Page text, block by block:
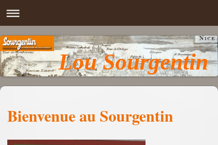
Lou Sourgentin
Bienvenue au Sourgentin